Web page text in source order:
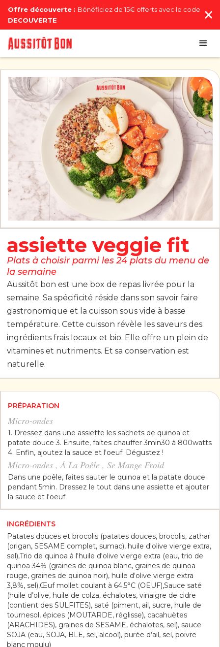
Offre découverte : Bénéficiez de 15€ offerts avec le code
DECOUVERTE
assiette veggie fit
Plats à choisir parmi les 24 plats du menu de
la semaine
Aussitôt bon est une box de repas livrée pour la
semaine. Sa spécificité réside dans son savoir faire
gastronomique et la cuisson sous vide à basse
température. Cette cuisson révèle les saveurs des
ingrédients frais locaux et bio. Elle offre un plein de
vitamines et nutriments. Et sa conservation est
naturelle.
PRÉPARATION
Micro-ondes
1. Dressez dans une assiette les sachets de quinoa et
patate douce 3. Ensuite, faites chauffer 3min30 à 800watts
4. Enfin, ajoutez la sauce et l'oeuf. Dégustez !
Micro-ondes , À La Poêle , Se Mange Froid
Dans une poêle, faites sauter le quinoa et la patate douce
pendant 5min. Dressez le tout dans une assiette et ajouter
la sauce et l'oeuf.
INGRÉDIENTS
Patates douces et brocolis (patates douces, brocolis, zathar
(origan, SESAME complet, sumac), huile d'olive vierge extra,
sel),Trio de quinoa à l'huile d'olive vierge extra (eau, trio de
quinoa 34% (graines de quinoa blanc, graines de quinoa
rouge, graines de quinoa noir), huile d'olive vierge extra
3,8%, sel),Œuf mollet coulant à 64,5°C (OEUF),Sauce saté
(huile d’olive, huile de colza, échalotes, vinaigre de cidre
(contient des SULFITES), saté (piment, ail, sucre, huile de
tournesol, épices (MOUTARDE, réglisse), cacahuètes
(ARACHIDES), graines de SESAME, échalotes, sel), sauce
SOJA (eau, SOJA, BLE, sel, alcool), purée d’ail, sel, poivre
blanc moulu)